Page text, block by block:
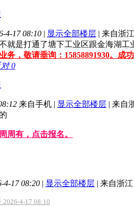
4-17 08:10 | 显示全部楼层 | 来自浙江
是打通了塘下工业区跟金海湖工
务，敬请垂询：15858891930。成
对0
来自手机 | 显示全部楼层 | 来自
周有，点击报名。
4-17 08:20 | 显示全部楼层 | 来自浙江
4-17 08:10